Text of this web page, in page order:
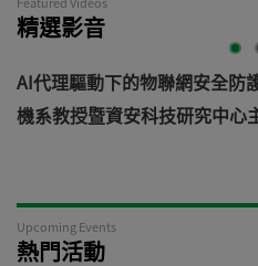
精選影音
AI代理驅動下的物聯網安全
機系教授暨資安科技研究中心
Upcoming Events
熱門活動